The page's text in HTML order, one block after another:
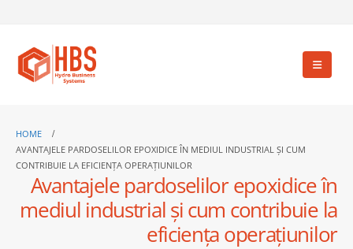
HOME
AVANTAJELE PARDOSELILOR EPOXIDICE ÎN MEDIUL INDUSTRIAL ȘI CUM
CONTRIBUIE LA EFICIENȚA OPERAȚIUNILOR
Avantajele pardoselilor epoxidice în
mediul industrial și cum contribuie la
eficiența operațiunilor